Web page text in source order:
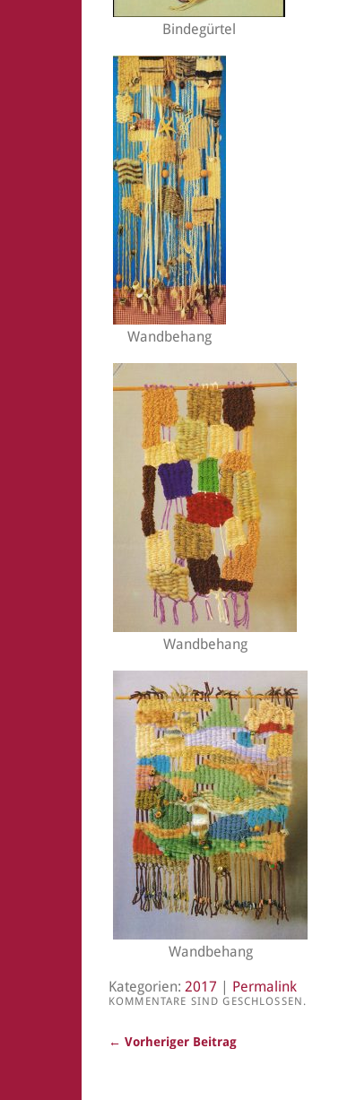
Bindegürtel
Wandbehang
Wandbehang
Wandbehang
Kategorien: 2017 | Permalink
KOMMENTARE SIND GESCHLOSSEN.
← Vorheriger Beitrag